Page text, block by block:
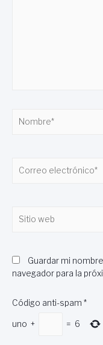
electrónico*
web
Guardar mi
navegador para la
Código anti-spam *
uno + = 6